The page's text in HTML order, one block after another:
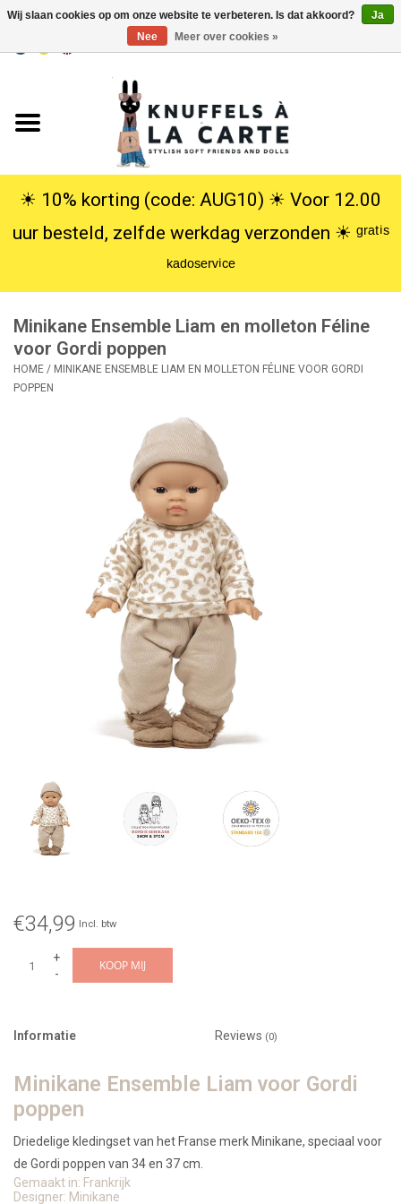
USD
Knuffels
Poppen
SALE
Cadeauservice
info
☀︎ 10% korting (code: AUG10) ☀︎ Voor 12.00
uur besteld, zelfde werkdag verzonden ☀︎ ᵍʳᵃᵗⁱˢ
ᵏᵃᵈᵒˢᵉʳᵛⁱᶜᵉ
Minikane Ensemble Liam en molleton Féline
voor Gordi poppen
HOME / MINIKANE ENSEMBLE LIAM EN MOLLETON FÉLINE VOOR GORDI
POPPEN
€34,99 Incl. btw
+
-
KOOP MIJ
Informatie Reviews (0)
Minikane Ensemble Liam voor Gordi
poppen
Driedelige kledingset van het Franse merk Minikane, speciaal voor
de Gordi poppen van 34 en 37 cm.
Gemaakt in: Frankrijk
Designer: Minikane
Wij slaan cookies op om onze website te verbeteren. Is dat akkoord?
Ja
Nee
Meer over cookies »